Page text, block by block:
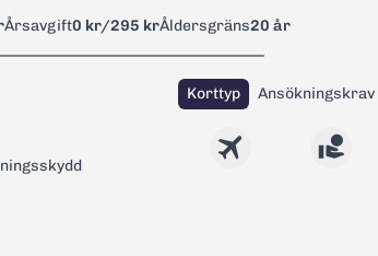
→
Årsavgift0 kr/295 krÅldersgräns20 år
Korttyp Ansökningskrav